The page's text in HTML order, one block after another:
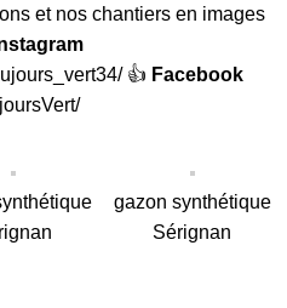
et nos chantiers en images
👍 Facebook
gazon synthétique
Sérignan